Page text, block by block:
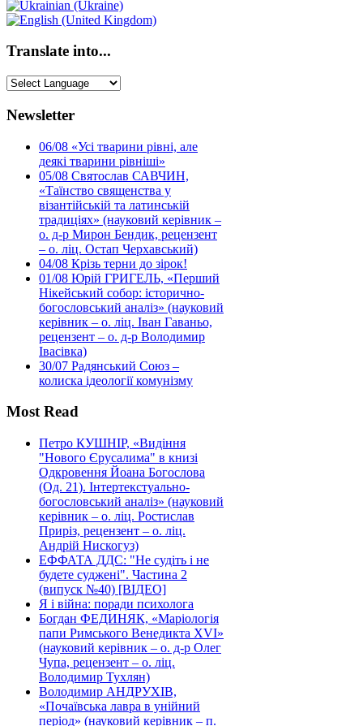
Translate into...
Newsletter
06/08 «Усі тварини рівні, але
деякі тварини рівніші»
05/08 Святослав САВЧИН,
«Таїнство священства у
візантійській та латинській
традиціях» (науковий керівник –
о. д-р Мирон Бендик, рецензент
– о. ліц. Остап Черхавський)
04/08 Крізь терни до зірок!
01/08 Юрій ГРИГЕЛЬ, «Перший
Нікейський собор: історично-
богословський аналіз» (науковий
керівник – о. ліц. Іван Гаваньо,
рецензент – о. д-р Володимир
Івасівка)
30/07 Радянський Союз –
колиска ідеології комунізму
Most Read
Петро КУШНІР, «Видіння
"Нового Єрусалима" в книзі
Одкровення Йоана Богослова
(Од. 21). Інтертекстуально-
богословський аналіз» (науковий
керівник – о. ліц. Ростислав
Приріз, рецензент – о. ліц.
Андрій Нискогуз)
ЕФФАТА ДДС: "Не судіть і не
будете суджені". Частина 2
(випуск №40) [ВІДЕО]
Я і війна: поради психолога
Богдан ФЕДИНЯК, «Маріологія
папи Римського Венедикта XVI»
(науковий керівник – о. д-р Олег
Чупа, рецензент – о. ліц.
Володимир Тухлян)
Володимир АНДРУХІВ,
«Почаївська лавра в унійний
період» (науковий керівник – п.